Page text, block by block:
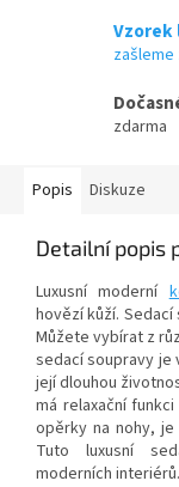
zašleme
zdarma
Popis Diskuze
Detailní popis
Luxusní moderní
hovězí kůží.
Můžete vybírat z
sedací soupravy je
její dlouhou
má relaxační
opěrky na nohy,
Tuto luxusní
moderních